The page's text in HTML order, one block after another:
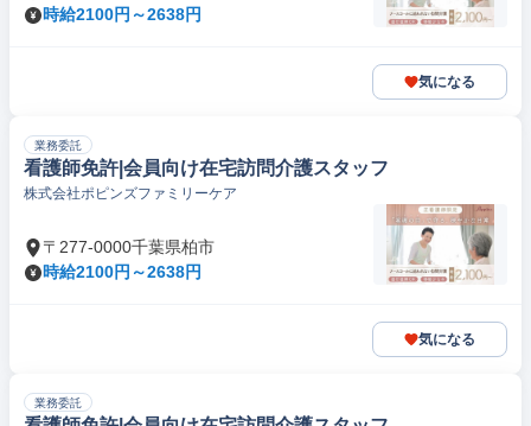
時給2100円～2638円
気になる
業務委託
看護師免許|会員向け在宅訪問介護スタッフ
株式会社ポピンズファミリーケア
〒277-0000千葉県柏市
時給2100円～2638円
気になる
業務委託